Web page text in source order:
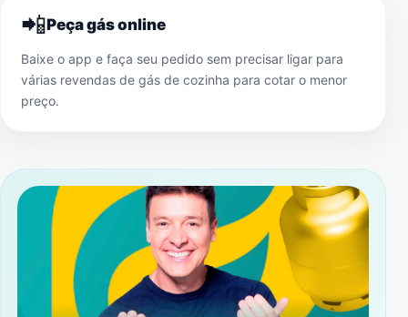
📲Peça gás online
Baixe o app e faça seu pedido sem precisar ligar para
várias revendas de gás de cozinha para cotar o menor
preço.